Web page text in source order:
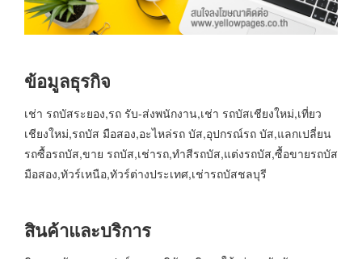
ข้อมูลธุรกิจ
เช่า รถบัสระยอง,รถ รับ-ส่งพนักงาน,เช่า รถบัสเชียงใหม่,เที่ยว
เชียงใหม่,รถบัส มือสอง,อะไหล่รถ บัส,อุปกรณ์รถ บัส,แลกเปลี่ยน
รถซื้อรถบัส,ขาย รถบัส,เช่ารถ,ทำสีรถบัส,แต่งรถบัส,ซื้อขายรถบัส
มือสอง,ทัวร์เหนือ,ทัวร์ต่างประเทศ,เช่ารถบัสชลบุรี
สินค้าและบริการ